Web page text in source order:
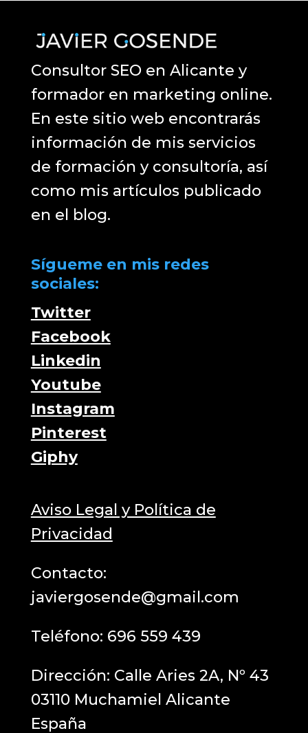
Consultor SEO en Alicante y
formador en marketing online.
En este sitio web encontrarás
información de mis servicios
de formación y consultoría, así
como mis artículos publicado
en el blog.
Sígueme en mis redes
sociales:
Twitter
Facebook
Linkedin
Youtube
Instagram
Pinterest
Giphy
Aviso Legal y Política de
Privacidad
Contacto:
javiergosende@gmail.com
Teléfono: 696 559 439
Dirección: Calle Aries 2A, Nº 43
03110 Muchamiel Alicante
España